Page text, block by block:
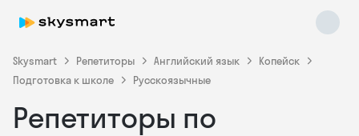
Skysmart Репетиторы Английский язык
Копейск
Подготовка к школе
Русскоязычные
Репетиторы по